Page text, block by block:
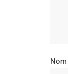
Nom